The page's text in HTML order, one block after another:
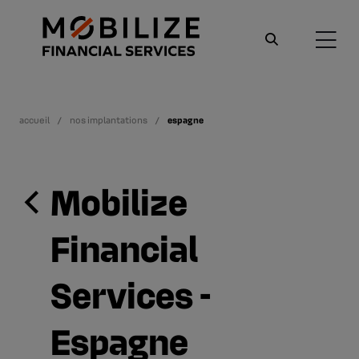
accueil nos implantations espagne
Mobilize
Financial
Services -
Espagne